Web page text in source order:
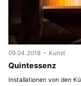
09.04.2018 - Kunst
Quintessenz
Installationen von den